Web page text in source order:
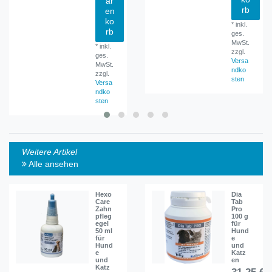
en
ko
rb
*inkl.
ges.
MwSt.
zzgl.
Versa
ndko
sten
rb
*inkl.
ges.
MwSt.
zzgl.
Versa
ndko
sten
Weitere Artikel
Alle ansehen
Hexo
Care
Zahn
pfleg
egel
50 ml
für
Hund
e
und
Katz
Dia
Tab
Pro
100 g
für
Hund
e
und
Katz
en